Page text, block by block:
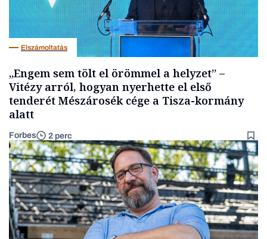
Elszámoltatás
„Engem sem tölt el örömmel a helyzet” –
Vitézy arról, hogyan nyerhette el első
tenderét Mészárosék cége a Tisza-kormány
alatt
Forbes 2 perc